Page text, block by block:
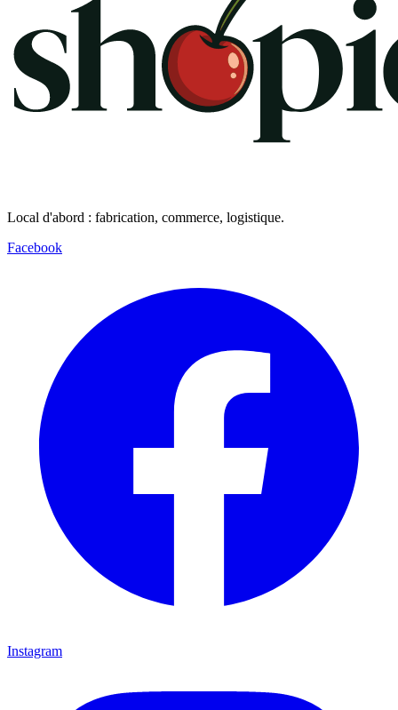
Local d'abord : fabrication, commerce, logistique.
Facebook
Instagram